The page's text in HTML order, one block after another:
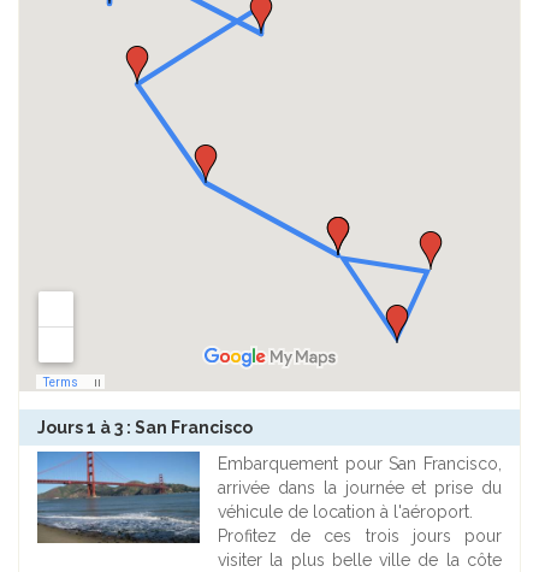
Jours 1 à 3 : San Francisco
Embarquement pour San Francisco,
arrivée dans la journée et prise du
véhicule de location à l'aéroport.
Profitez de ces trois jours pour
visiter la plus belle ville de la côte